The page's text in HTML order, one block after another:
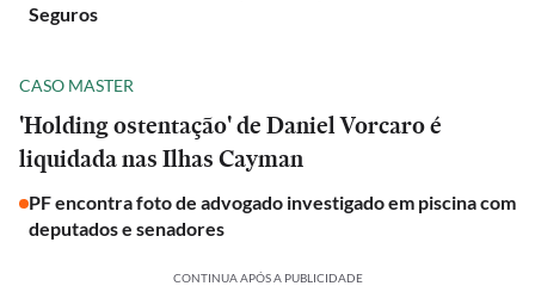
Seguros
CASO MASTER
'Holding ostentação' de Daniel Vorcaro é
liquidada nas Ilhas Cayman
PF encontra foto de advogado investigado em piscina com
deputados e senadores
CONTINUA APÓS A PUBLICIDADE